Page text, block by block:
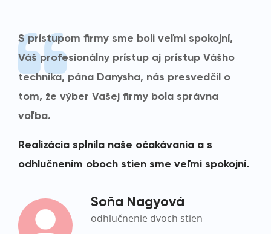
S prístupom firmy sme boli veľmi spokojní,
Váš profesionálny prístup aj prístup Vášho
technika, pána Danysha, nás presvedčil o
tom, že výber Vašej firmy bola správna
voľba.
Realizácia splnila naše očakávania a s
odhlučnením oboch stien sme veľmi spokojní.
Soňa Nagyová
odhlučnenie dvoch stien